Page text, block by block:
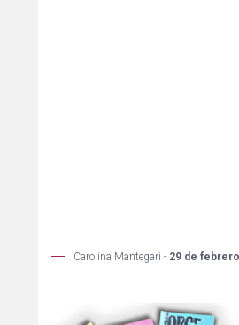
Carolina Mantegari - 29 de